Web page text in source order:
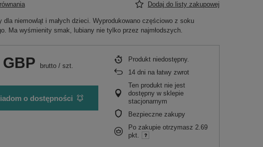
Dodaj do listy zakupowej
dla niemowląt i małych dzieci. Wyprodukowano częściowo z soku
Ma wyśmienity smak, lubiany nie tylko przez najmłodszych.
brutto / szt.
o dostępności
Produkt niedostępny
14 dni na łatwy zwrot
Ten produkt nie jest
dostępny w sklepie
stacjonarnym
Bezpieczne zakupy
Po zakupie otrzymasz 2.69
pkt.